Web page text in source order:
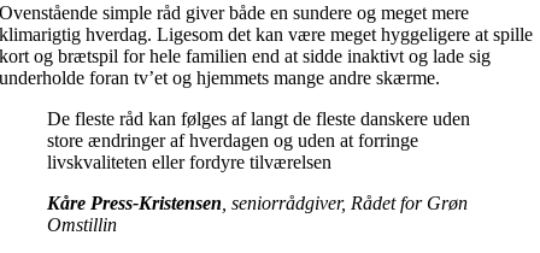
Ovenstående simple råd giver både en sundere og meget mere
klimarigtig hverdag. Ligesom det kan være meget hyggeligere at spille
kort og brætspil for hele familien end at sidde inaktivt og lade sig
underholde foran tv’et og hjemmets mange andre skærme.
De fleste råd kan følges af langt de fleste danskere uden
store ændringer af hverdagen og uden at forringe
livskvaliteten eller fordyre tilværelsen
Kåre Press-Kristensen , seniorrådgiver, Rådet for Grøn
Omstillin